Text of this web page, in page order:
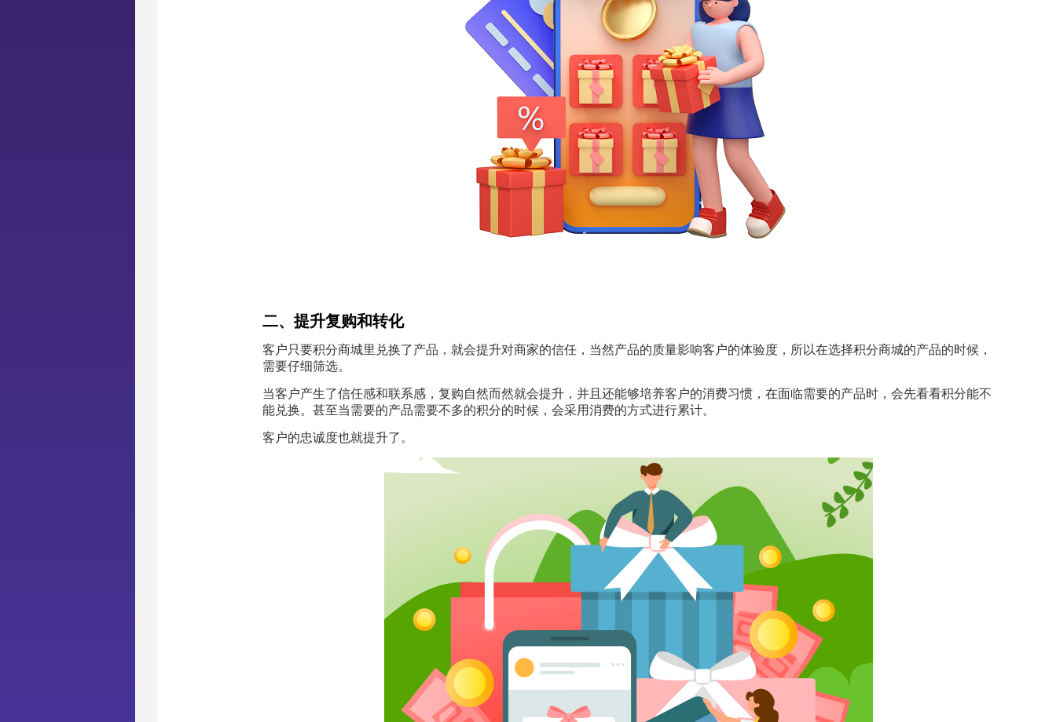
二、提升复购和转化
客户只要积分商城里兑换了产品，就会提升对商家的信任，当然产品的质量影响客户的体验度，所以在选择积分商城的产品的时候，
需要仔细筛选。
当客户产生了信任感和联系感，复购自然而然就会提升，并且还能够培养客户的消费习惯，在面临需要的产品时，会先看看积分能不
能兑换。甚至当需要的产品需要不多的积分的时候，会采用消费的方式进行累计。
客户的忠诚度也就提升了。